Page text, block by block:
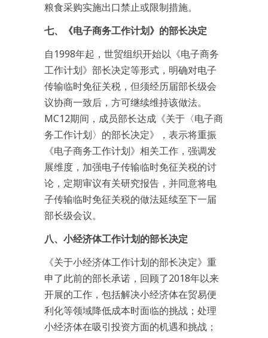
粮食采购实施出口禁止或限制措施。
七、《电子商务工作计划》的部长决定
自1998年起，世贸组织开始以《电子商务
工作计划》部长决定等形式，明确对电子
传输临时免征关税，但须经历届部长级会
议协商一致后，方可继续维持该做法。
MC12期间，成员部长达成《关于〈电子商
务工作计划〉的部长决定》，表示将重振
《电子商务工作计划》相关工作，强调发
展维度，加强电子传输临时免征关税的讨
论，定期审议有关研究报告，并同意将电
子传输临时免征关税的做法延续至下一届
部长级会议。
八、小经济体工作计划的部长决定
《关于小经济体工作计划的部长决定》重
申了此前的部长承诺，回顾了2018年以来
开展的工作，包括解决小经济体在贸易便
利化等领域降低成本时面临的挑战；处理
小经济体在吸引投资方面的机遇和挑战；